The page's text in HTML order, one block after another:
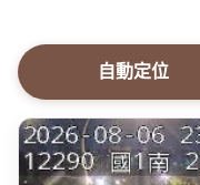
自動定位